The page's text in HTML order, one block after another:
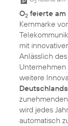
2
O2 feierte am
Kernmarke
mit
Anlässlich
weitere
wird jedes
automatisch